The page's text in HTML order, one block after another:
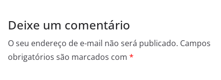
Deixe um comentário
O seu endereço de e-mail não será publicado. Campos
obrigatórios são marcados com *